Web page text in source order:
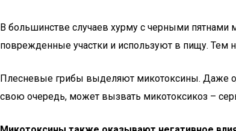
В большинстве случаев хурму с черными пятнами
поврежденные участки и используют в пищу. Тем
Плесневые грибы выделяют микотоксины. Даже
свою очередь, может вызвать микотоксикоз –